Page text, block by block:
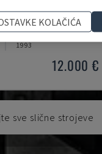
800 X 800 2C
PILA ZA METAL
1993
12.000 €
sve slične strojeve
KOLAČIĆA